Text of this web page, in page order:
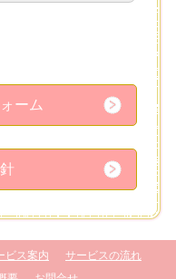
ーム
ビス案内
サービスの流れ